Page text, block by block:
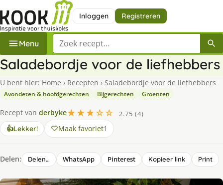
Inloggen Registreren
Menu Zoek een recept
Saladebordje voor de liefhebbers
U bent hier: Home › Recepten › Saladebordje voor de liefhebbers
Avondeten & hoofdgerechten Bijgerechten Groenten
Recept van derbyke★★★☆☆
2.75 (4)
👍Lekker! Maak favoriet1
Delen: Delen… WhatsApp Pinterest Kopieer link Print